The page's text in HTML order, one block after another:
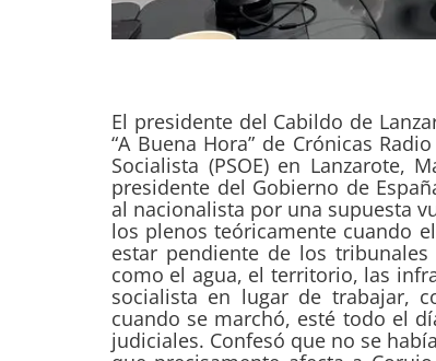
El presidente del Cabildo de
“A Buena Hora” de Crónicas
Socialista (PSOE) en Lanzarote,
presidente del Gobierno de
al nacionalista por una supuesta
los plenos teóricamente cuando
estar pendiente de los
como el agua, el territorio, las
socialista en lugar de trabajar,
cuando se marchó, esté todo el
judiciales. Confesó que no se